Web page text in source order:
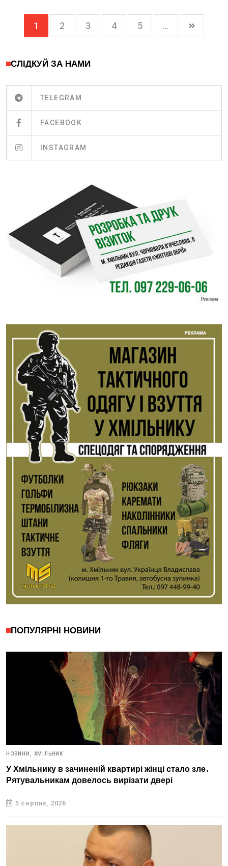
1 2 3 4 5 ...
СЛІДКУЙ ЗА НАМИ
TELEGRAM
FACEBOOK
INSTAGRAM
ПОПУЛЯРНІ НОВИНИ
НОВИНИ, ХМІЛЬНИК
У Хмільнику в зачиненій квартирі жінці стало зле.
Рятувальникам довелось вирізати двері
5 серпня, 2026